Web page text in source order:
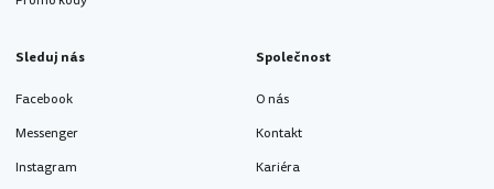
Sleduj nás
Facebook
Messenger
Instagram
Společnost
O nás
Kontakt
Kariéra